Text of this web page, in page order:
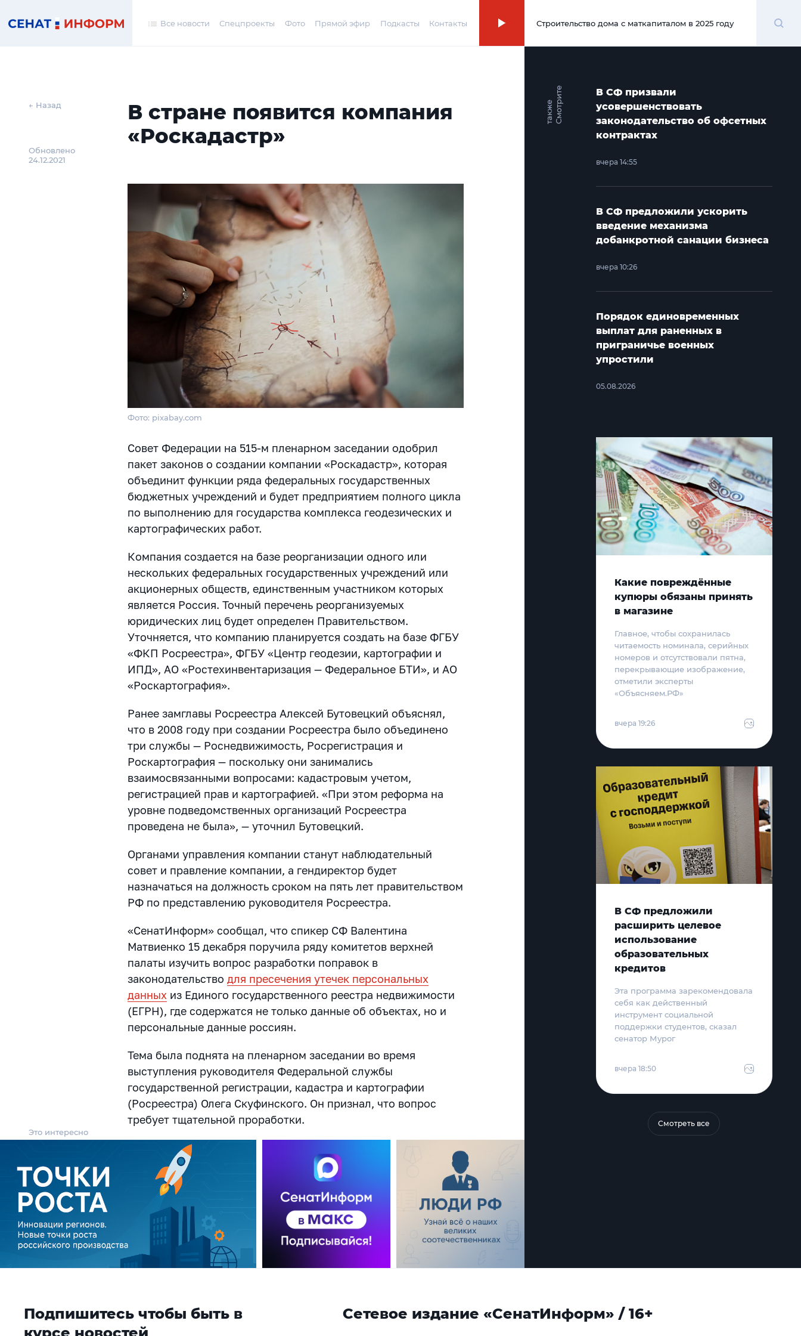
Все новости Спецпроекты Фото Прямой эфир Подкасты Контакты 00:00
Строительство дома с маткапиталом в 2025 году
← Назад
Обновлено
24.12.2021
В стране появится компания
«Роскадастр»
Фото: pixabay.com
Совет Федерации на 515-м пленарном заседании одобрил
пакет законов о создании компании «Роскадастр», которая
объединит функции ряда федеральных государственных
бюджетных учреждений и будет предприятием полного цикла
по выполнению для государства комплекса геодезических и
картографических работ.
Компания создается на базе реорганизации одного или
нескольких федеральных государственных учреждений или
акционерных обществ, единственным участником которых
является Россия. Точный перечень реорганизуемых
юридических лиц будет определен Правительством.
Уточняется, что компанию планируется создать на базе ФГБУ
«ФКП Росреестра», ФГБУ «Центр геодезии, картографии и
ИПД», АО «Ростехинвентаризация — Федеральное БТИ», и АО
«Роскартография».
Ранее замглавы Росреестра Алексей Бутовецкий объяснял,
что в 2008 году при создании Росреестра было объединено
три службы — Роснедвижимость, Росрегистрация и
Роскартография — поскольку они занимались
взаимосвязанными вопросами: кадастровым учетом,
регистрацией прав и картографией. «При этом реформа на
уровне подведомственных организаций Росреестра
проведена не была», — уточнил Бутовецкий.
Органами управления компании станут наблюдательный
совет и правление компании, а гендиректор будет
назначаться на должность сроком на пять лет правительством
РФ по представлению руководителя Росреестра.
«СенатИнформ» сообщал, что спикер СФ Валентина
Матвиенко 15 декабря поручила ряду комитетов верхней
палаты изучить вопрос разработки поправок в
законодательстводля пресечения утечек персональных
данных из Единого государственного реестра недвижимости
(ЕГРН), где содержатся не только данные об объектах, но и
персональные данные россиян.
Тема была поднята на пленарном заседании во время
выступления руководителя Федеральной службы
государственной регистрации, кадастра и картографии
(Росреестра) Олега Скуфинского. Он признал, что вопрос
требует тщательной проработки.
Это интересно
С
м
о
т
р и
т
е
т
а
к
ж
е
В СФ призвали
усовершенствовать
законодательство об офсетных
контрактах
вчера 14:55
В СФ предложили ускорить
введение механизма
добанкротной санации бизнеса
вчера 10:26
Порядок единовременных
выплат для раненных в
приграничье военных
упростили
05.08.2026
Какие повреждённые
купюры обязаны принять
в магазине
Главное, чтобы сохранилась
читаемость номинала, серийных
номеров и отсутствовали пятна,
перекрывающие изображение,
отметили эксперты
«Объясняем.РФ»
вчера 19:26
В СФ предложили
расширить целевое
использование
образовательных
кредитов
Эта программа зарекомендовала
себя как действенный
инструмент социальной
поддержки студентов, сказал
сенатор Мурог
вчера 18:50
Смотреть все
Подпишитесь чтобы быть в
Сетевое издание «СенатИнформ» / 16+